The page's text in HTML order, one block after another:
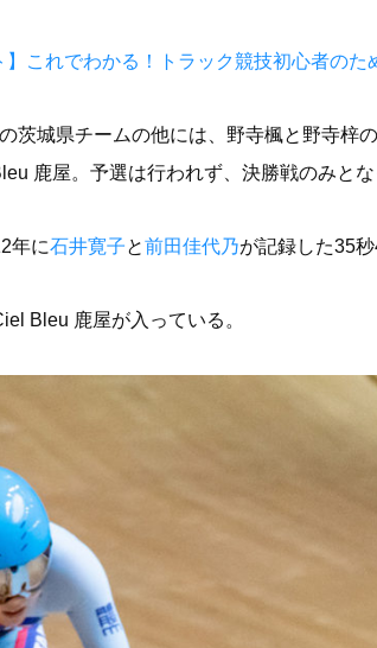
】これでわかる！トラック競技初心者の
茨城県チームの他には、野寺楓と野寺梓の
鹿屋。予選は行われず、決勝戦のみとな
年に石井寛子と前田佳代乃が記録した35
Bleu 鹿屋が入っている。